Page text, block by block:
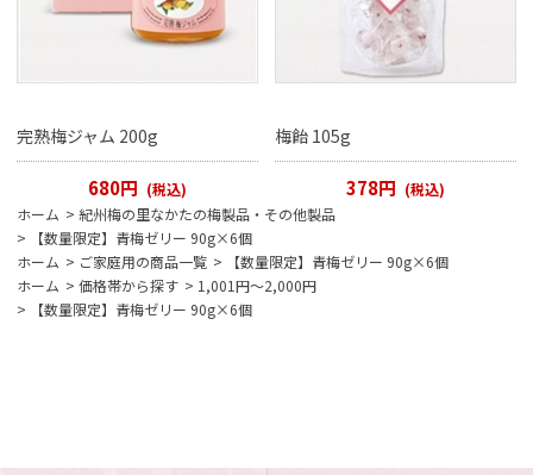
完熟梅ジャム 200g
680円 (税込)
梅飴 105g
378円 (税込)
ホーム > 紀州梅の里なかたの梅製品・その他製品
>
【数量限定】青梅ゼリー 90g×6個
ホーム > ご家庭用の商品一覧 >
【数量限定】青梅ゼリー 90g×6個
ホーム > 価格帯から探す > 1,001円～2,000円
>
【数量限定】青梅ゼリー 90g×6個